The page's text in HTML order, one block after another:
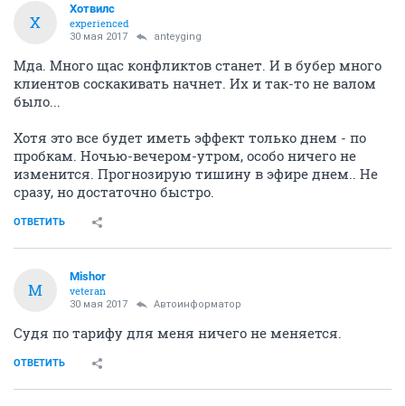
Х
Хотвилс
experienced
30 мая 2017 anteyging
Мда. Много щас конфликтов станет. И в бубер много
клиентов соскакивать начнет. Их и так-то не валом
было...
Хотя это все будет иметь эффект только днем - по
пробкам. Ночью-вечером-утром, особо ничего не
изменится. Прогнозирую тишину в эфире днем.. Не
сразу, но достаточно быстро.
ОТВЕТИТЬ
M
Mishor
veteran
30 мая 2017 Автоинформатор
Судя по тарифу для меня ничего не меняется.
ОТВЕТИТЬ